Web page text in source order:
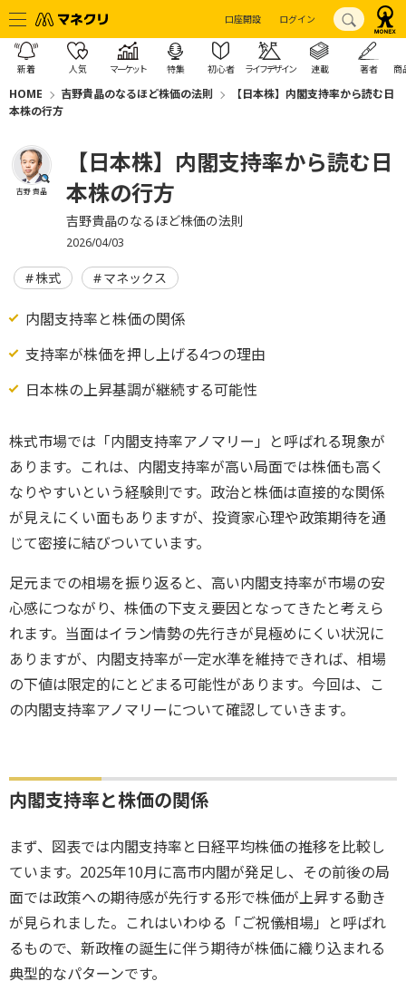
口座開設 ログイン
新着 人気 マーケット 特集 初心者 ライフデザイン 連載 著者 商
HOME 吉野貴晶のなるほど株価の法則
【日本株】内閣支持率から読む日
本株の行方
吉野 貴晶
【日本株】内閣支持率から読む日
本株の行方
吉野貴晶のなるほど株価の法則
2026/04/03
株式 マネックス
内閣支持率と株価の関係
支持率が株価を押し上げる4つの理由
日本株の上昇基調が継続する可能性
株式市場では「内閣支持率アノマリー」と呼ばれる現象が
あります。これは、内閣支持率が高い局面では株価も高く
なりやすいという経験則です。政治と株価は直接的な関係
が見えにくい面もありますが、投資家心理や政策期待を通
じて密接に結びついています。
足元までの相場を振り返ると、高い内閣支持率が市場の安
心感につながり、株価の下支え要因となってきたと考えら
れます。当面はイラン情勢の先行きが見極めにくい状況に
ありますが、内閣支持率が一定水準を維持できれば、相場
の下値は限定的にとどまる可能性があります。今回は、こ
の内閣支持率アノマリーについて確認していきます。
内閣支持率と株価の関係
まず、図表では内閣支持率と日経平均株価の推移を比較し
ています。2025年10月に高市内閣が発足し、その前後の局
面では政策への期待感が先行する形で株価が上昇する動き
が見られました。これはいわゆる「ご祝儀相場」と呼ばれ
るもので、新政権の誕生に伴う期待が株価に織り込まれる
典型的なパターンです。